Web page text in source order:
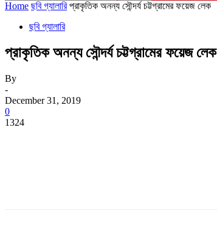
Home ছবি গ্যালারি প্রাকৃতিক অনন্য সৌন্দর্য চট্টগ্রামের ফয়েজ লেক
ছবি গ্যালারি
প্রাকৃতিক অনন্য সৌন্দর্য চট্টগ্রামের ফয়েজ লেক
By
-
December 31, 2019
0
1324